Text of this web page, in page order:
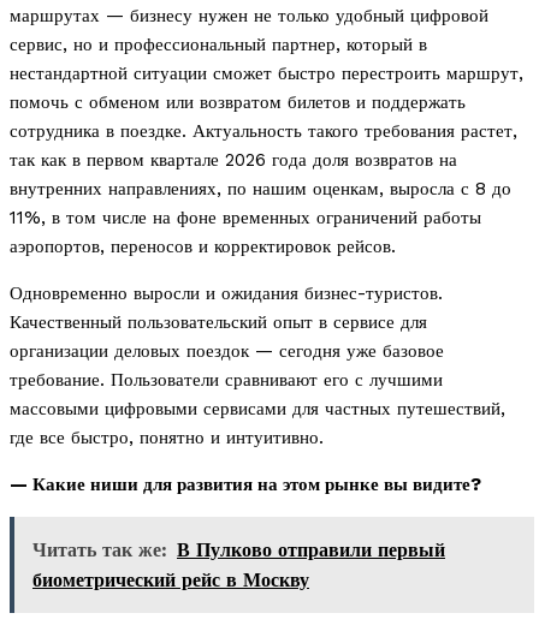
маршрутах — бизнесу нужен не только удобный цифровой
сервис, но и профессиональный партнер, который в
нестандартной ситуации сможет быстро перестроить маршрут,
помочь с обменом или возвратом билетов и поддержать
сотрудника в поездке. Актуальность такого требования растет,
так как в первом квартале 2026 года доля возвратов на
внутренних направлениях, по нашим оценкам, выросла с 8 до
11%, в том числе на фоне временных ограничений работы
аэропортов, переносов и корректировок рейсов.
Одновременно выросли и ожидания бизнес-туристов.
Качественный пользовательский опыт в сервисе для
организации деловых поездок — сегодня уже базовое
требование. Пользователи сравнивают его с лучшими
массовыми цифровыми сервисами для частных путешествий,
где все быстро, понятно и интуитивно.
— Какие ниши для развития на этом рынке вы видите?
Читать так же: В Пулково отправили первый
биометрический рейс в Москву